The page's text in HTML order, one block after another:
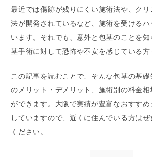
最近では傷跡が残りにくい施術法や、ク
法が開発されているなど、施術を受けるハ
います。それでも、意外と包茎のことを
茎手術に対して恐怖や不安を感じている方
この記事を読むことで、そんな包茎の基
のメリット・デメリット、施術別の料金相
ができます。大阪で実績が豊富なおすすめ
していますので、近くに住んでいる方はぜ
ください。